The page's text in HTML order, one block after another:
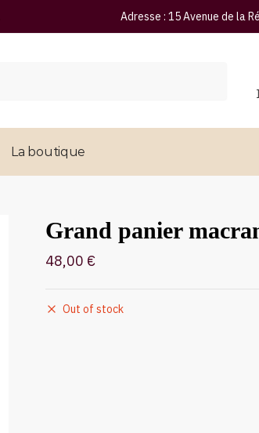
Adresse : 15 Avenue de la
La boutique
Grand panier
48,00 €
Out of stock